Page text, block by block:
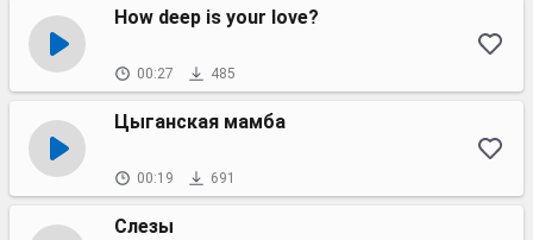
How deep is your love?
00:27 485
Цыганская мамба
00:19 691
Слезы